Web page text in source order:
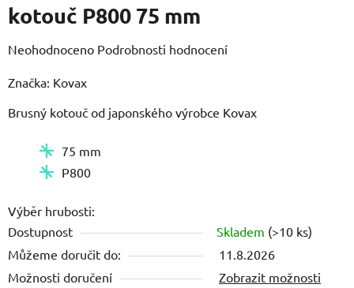
Brusný kotouč od japonského výrobce Kovax
75 mm
P800
Výběr hrubosti:
Dostupnost
Skladem (>10 ks)
Můžeme doručit do:
11.8.2026
Možnosti doručení
Zobrazit možnosti
kotouč P800 75 mm
Průměrné
produktu
je
Neohodnoceno Podrobnosti hodnocení
Značka: Kovax